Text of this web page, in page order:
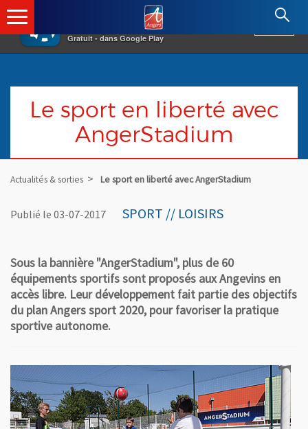
×
Gratuit - dans Google Play
Angers.fr : Retour à l'accueil
Le sport en liberté avec
AngerStadium
Actualités & sorties Le sport en liberté avec AngerStadium
Publié le 03-07-2017 SPORT // LOISIRS
Sous la bannière "AngerStadium", plus de 60
équipements sportifs sont proposés aux Angevins en
accès libre. Leur développement fait partie des objectifs
du plan Angers sport 2020, pour favoriser la pratique
sportive autonome.